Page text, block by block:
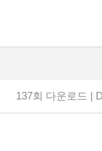
137회 다운로드 |